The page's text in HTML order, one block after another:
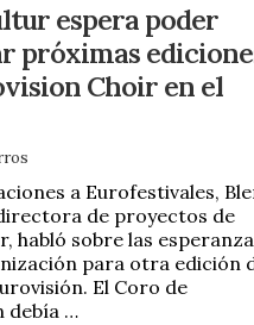
espera poder
próximas
Choir en el
a Eurofestivales,
de proyectos de
habló sobre las
para otra edición
El Coro de
debía …